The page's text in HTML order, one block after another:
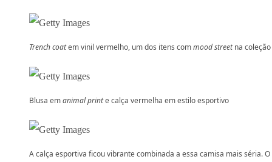
Trench coatem vinil vermelho, um dos itens commood streetna coleção
Blusa emanimal printe calça vermelha em estilo esportivo
A calça esportiva ficou vibrante combinada a essa camisa mais séria. O